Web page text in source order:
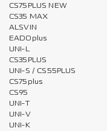
CS75PLUS NEW
CS35 MAX
ALSVIN
EADOplus
UNI-L
CS35PLUS
UNI-S / CS55PLUS
CS75plus
CS95
UNI-T
UNI-V
UNI-K